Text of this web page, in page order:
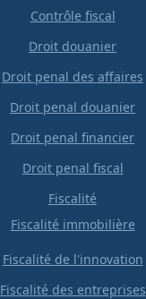
Contrôle fiscal
Droit douanier
Droit penal des affaires
Droit penal douanier
Droit penal financier
Droit penal fiscal
Fiscalité
Fiscalité immobilière
Fiscalité de l'innovation
Fiscalité des entreprises